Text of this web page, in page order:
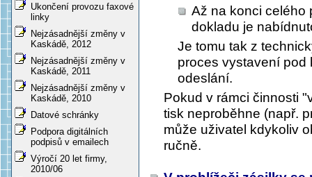
Ukončení provozu faxové
linky
Nejzásadnější změny v
Kaskádě, 2012
Nejzásadnější změny v
Kaskádě, 2011
Nejzásadnější změny v
Kaskádě, 2010
Datové schránky
Podpora digitálních
podpisů v emailech
Výročí 20 let firmy,
2010/06
Až na konci celého
dokladu je
Je tomu tak z
proces vystavení pod
odeslání.
Pokud v rámci činnosti
tisk neproběhne (např.
může uživatel kdykoliv
ručně.